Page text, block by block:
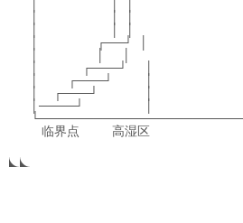
│                    │  │
│                    │  │
│                    │  │
│                ┌──┘  │
│                │     │
│            ┌───┘     │
│        ┌───┘         │
│    ┌───┘             │
│────┘                 │
临界点         高湿区